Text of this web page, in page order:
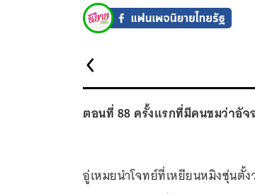
ตอนที่ 88 ครั้งแรกที่มีคนชมว่าอัจ
อู่เหมยนำโจทย์ที่เหยียนหมิงซุ่นตั้ง